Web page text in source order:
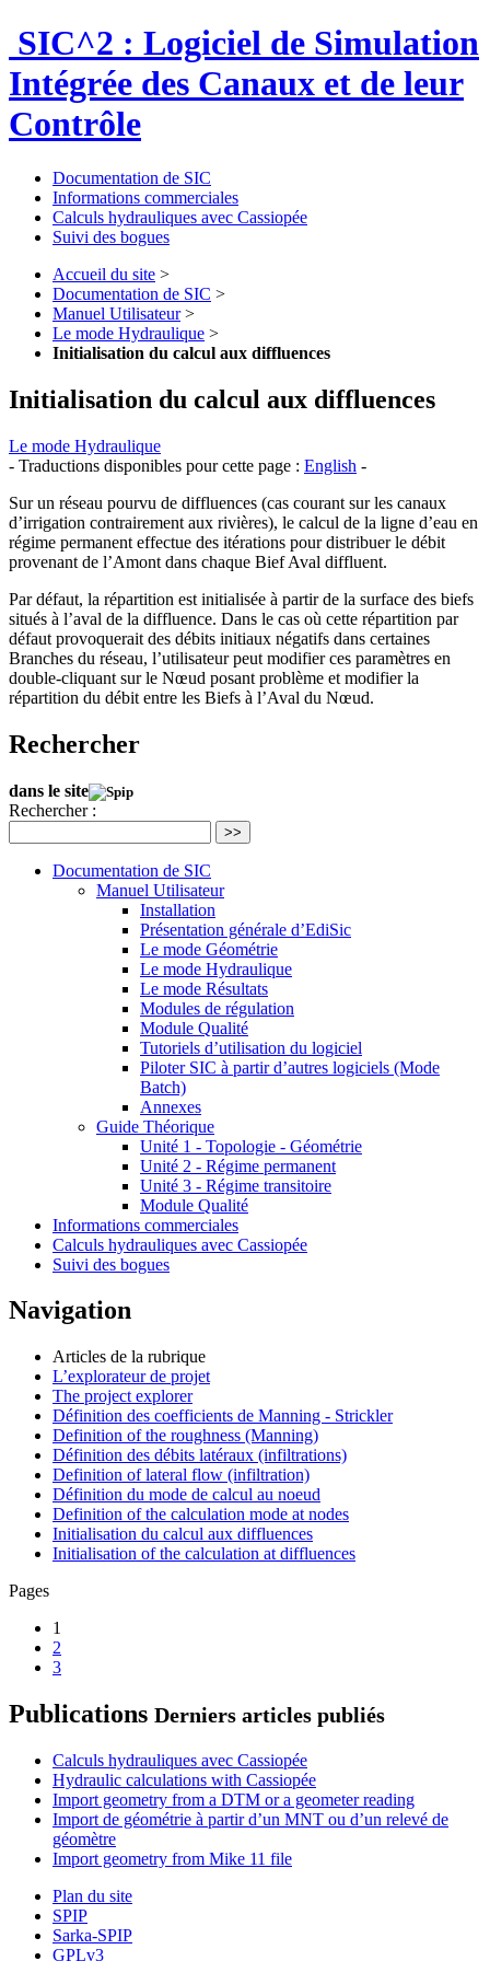
SIC^2 : Logiciel de Simulation
Intégrée des Canaux et de leur
Contrôle
Documentation de SIC
Informations commerciales
Calculs hydrauliques avec Cassiopée
Suivi des bogues
Accueil du site >
Documentation de SIC >
Manuel Utilisateur >
Le mode Hydraulique >
Initialisation du calcul aux diffluences
Initialisation du calcul aux diffluences
Le mode Hydraulique
- Traductions disponibles pour cette page : English -
Sur un réseau pourvu de diffluences (cas courant sur les canaux
d’irrigation contrairement aux rivières), le calcul de la ligne d’eau en
régime permanent effectue des itérations pour distribuer le débit
provenant de l’Amont dans chaque Bief Aval diffluent.
Par défaut, la répartition est initialisée à partir de la surface des biefs
situés à l’aval de la diffluence. Dans le cas où cette répartition par
défaut provoquerait des débits initiaux négatifs dans certaines
Branches du réseau, l’utilisateur peut modifier ces paramètres en
double-cliquant sur le Nœud posant problème et modifier la
répartition du débit entre les Biefs à l’Aval du Nœud.
Rechercher
dans le site
Rechercher :
>>
Documentation de SIC
Manuel Utilisateur
Installation
Présentation générale d’EdiSic
Le mode Géométrie
Le mode Hydraulique
Le mode Résultats
Modules de régulation
Module Qualité
Tutoriels d’utilisation du logiciel
Piloter SIC à partir d’autres logiciels (Mode
Batch)
Annexes
Guide Théorique
Unité 1 - Topologie - Géométrie
Unité 2 - Régime permanent
Unité 3 - Régime transitoire
Module Qualité
Informations commerciales
Calculs hydrauliques avec Cassiopée
Suivi des bogues
Navigation
Articles de la rubrique
L’explorateur de projet
The project explorer
Définition des coefficients de Manning - Strickler
Definition of the roughness (Manning)
Définition des débits latéraux (infiltrations)
Definition of lateral flow (infiltration)
Définition du mode de calcul au noeud
Definition of the calculation mode at nodes
Initialisation du calcul aux diffluences
Initialisation of the calculation at diffluences
Pages
1
2
3
Publications Derniers articles publiés
Calculs hydrauliques avec Cassiopée
Hydraulic calculations with Cassiopée
Import geometry from a DTM or a geometer reading
Import de géométrie à partir d’un MNT ou d’un relevé de
géomètre
Import geometry from Mike 11 file
Plan du site
SPIP
Sarka-SPIP
GPLv3